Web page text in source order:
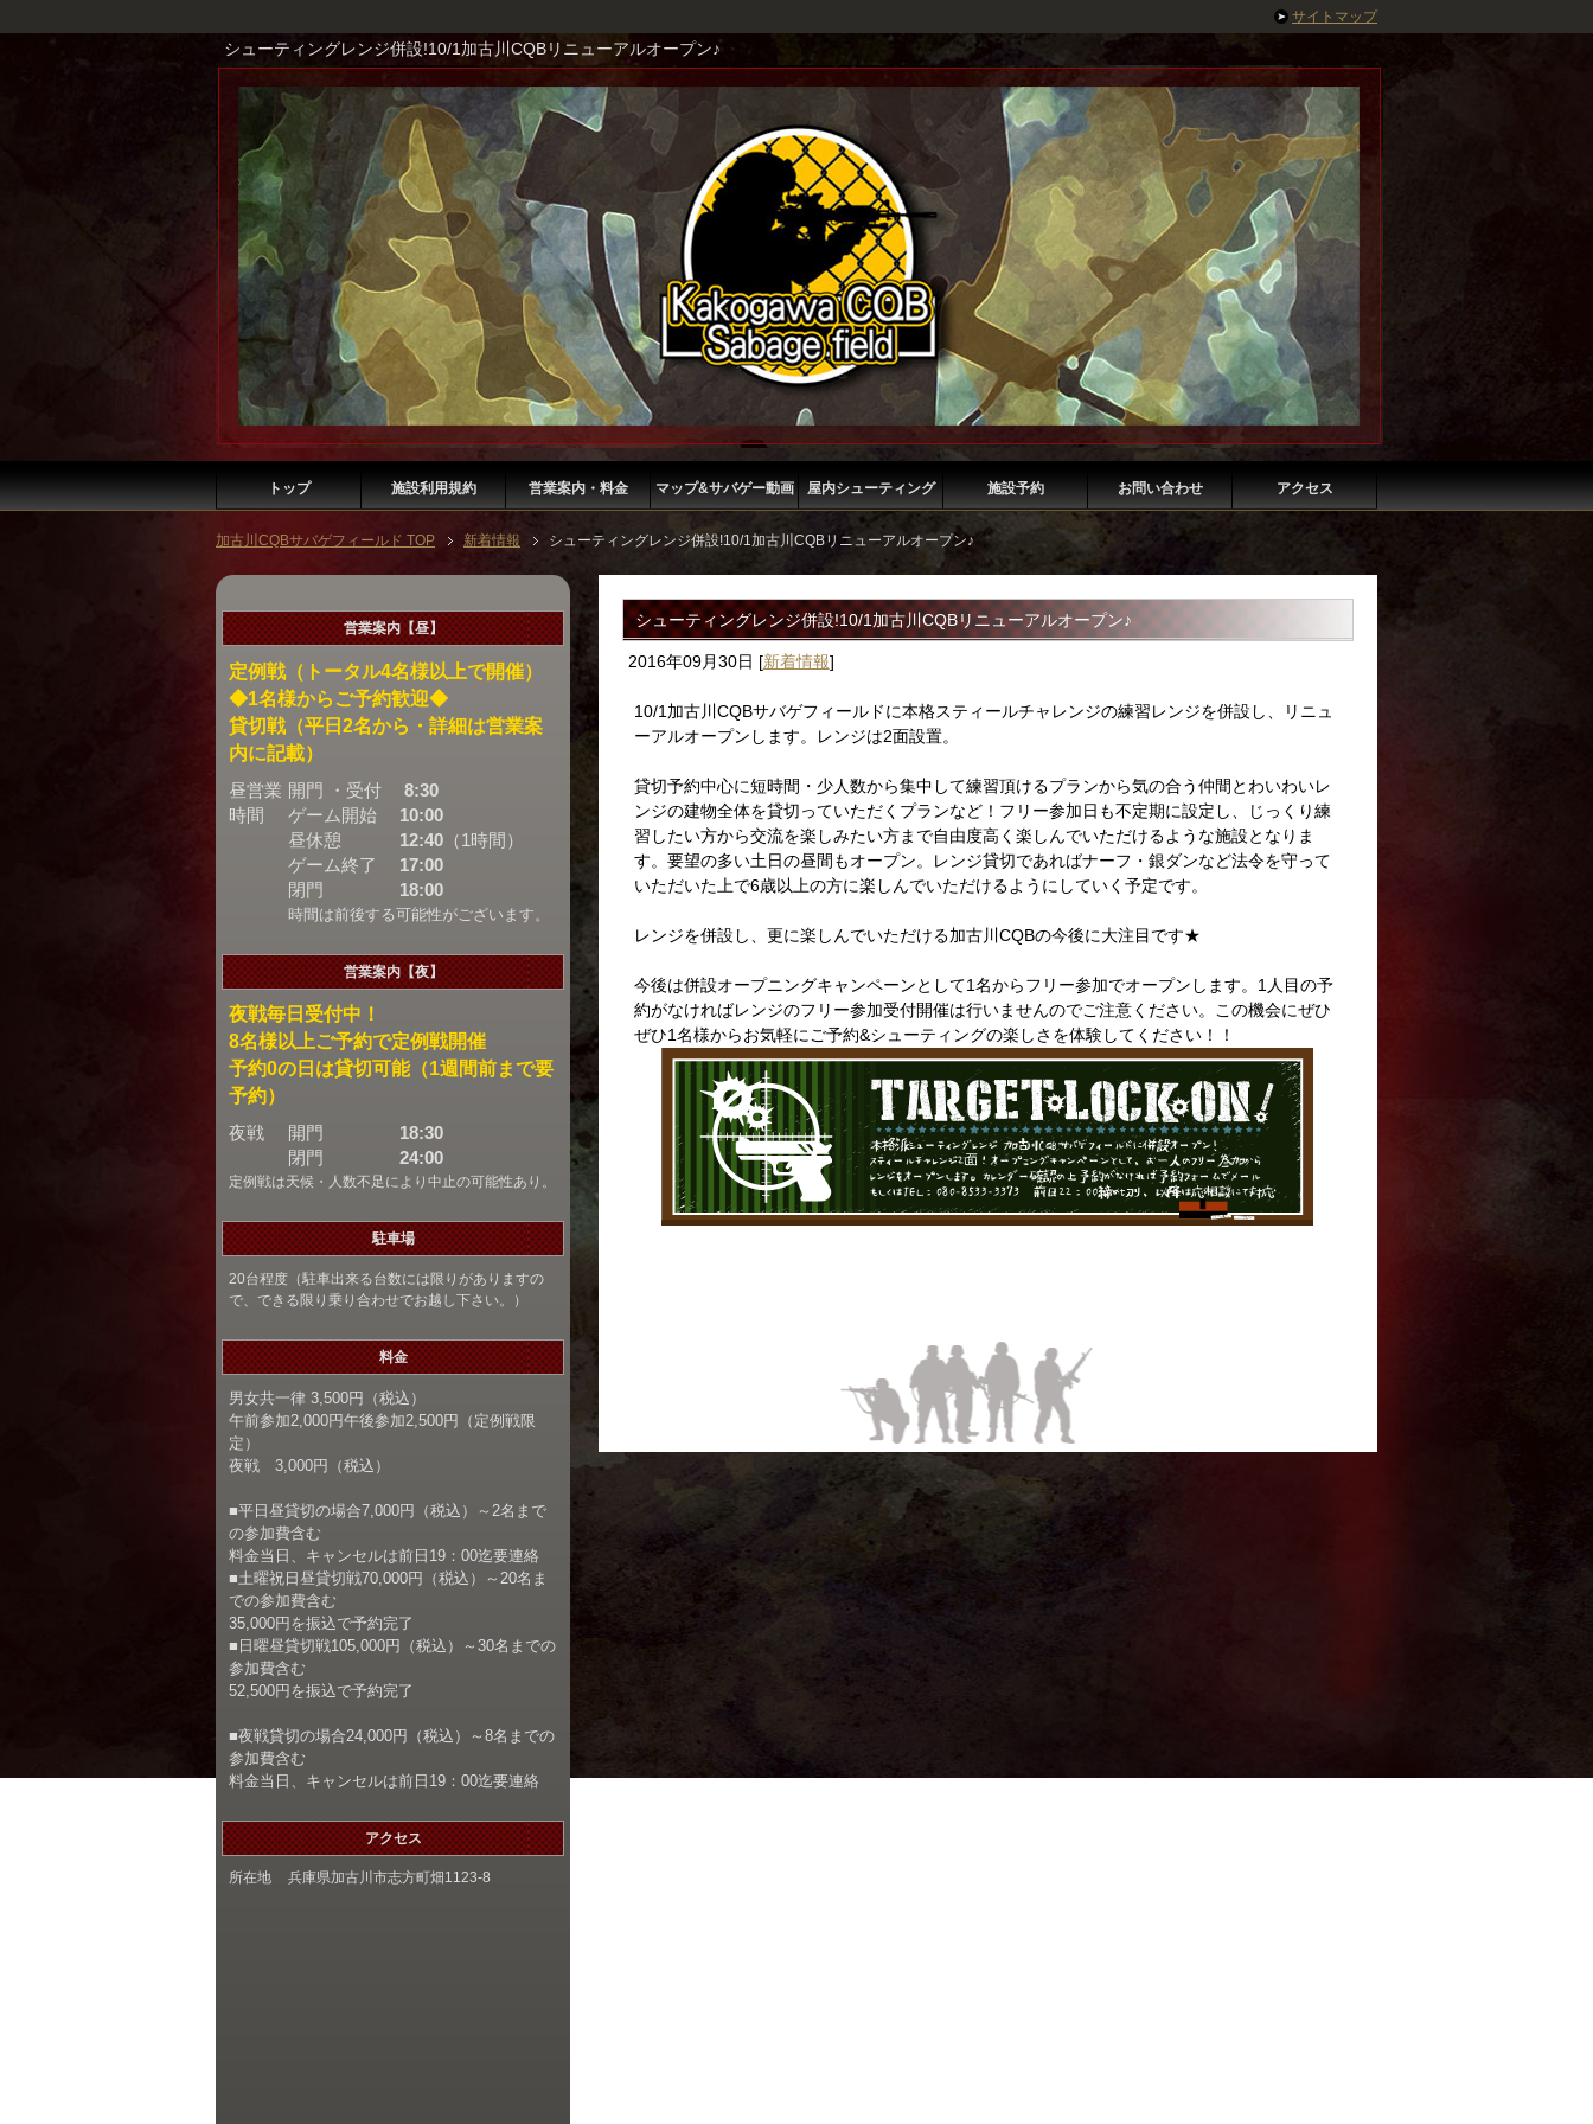
シューティングレンジ併設!10/1加古川CQBリニューアルオープン♪
トップ 施設利用規約 営業案内・料金 マップ&サバゲー動画 屋内シューティング 施設予約 お問い合わせ アクセス
加古川CQBサバゲフィールド TOP 新着情報 シューティングレンジ併設!10/1加古川CQBリニューアルオープン♪
シューティングレンジ併設!10/1加古川CQBリニューアルオープン♪
2016年09月30日 [新着情報]
10/1加古川CQBサバゲフィールドに本格スティールチャレンジの練習レンジを併設し、リニュ
ーアルオープンします。レンジは2面設置。
貸切予約中心に短時間・少人数から集中して練習頂けるプランから気の合う仲間とわいわいレ
ンジの建物全体を貸切っていただくプランなど！フリー参加日も不定期に設定し、じっくり練
習したい方から交流を楽しみたい方まで自由度高く楽しんでいただけるような施設となりま
す。要望の多い土日の昼間もオープン。レンジ貸切であればナーフ・銀ダンなど法令を守って
いただいた上で6歳以上の方に楽しんでいただけるようにしていく予定です。
レンジを併設し、更に楽しんでいただける加古川CQBの今後に大注目です★
今後は併設オープニングキャンペーンとして1名からフリー参加でオープンします。1人目の予
約がなければレンジのフリー参加受付開催は行いませんのでご注意ください。この機会にぜひ
ぜひ1名様からお気軽にご予約&シューティングの楽しさを体験してください！！
営業案内【昼】
定例戦（トータル4名様以上で開催）
◆1名様からご予約歓迎◆
貸切戦（平日2名から・詳細は営業案
内に記載）
昼営業
時間
開門 ・受付 8:30
ゲーム開始
10:00
昼休憩
12:40 （1時間）
ゲーム終了
17:00
閉門
18:00
時間は前後する可能性がございます。
営業案内【夜】
夜戦毎日受付中！
8名様以上ご予約で定例戦開催
予約0の日は貸切可能（1週間前まで要
予約）
夜戦 開門
18:30
閉門
24:00
定例戦は天候・人数不足により中止の可能性あり。
駐車場
20台程度（駐車出来る台数には限りがありますの
で、できる限り乗り合わせでお越し下さい。）
料金
男女共一律 3,500円（税込）
午前参加2,000円午後参加2,500円（定例戦限
定）
夜戦 3,000円（税込）
■平日昼貸切の場合7,000円（税込）～2名まで
の参加費含む
料金当日、キャンセルは前日19：00迄要連絡
■土曜祝日昼貸切戦70,000円（税込）～20名ま
での参加費含む
35,000円を振込で予約完了
■日曜昼貸切戦105,000円（税込）～30名までの
参加費含む
52,500円を振込で予約完了
■夜戦貸切の場合24,000円（税込）～8名までの
参加費含む
料金当日、キャンセルは前日19：00迄要連絡
アクセス
所在地 兵庫県加古川市志方町畑1123-8
サイトマップ